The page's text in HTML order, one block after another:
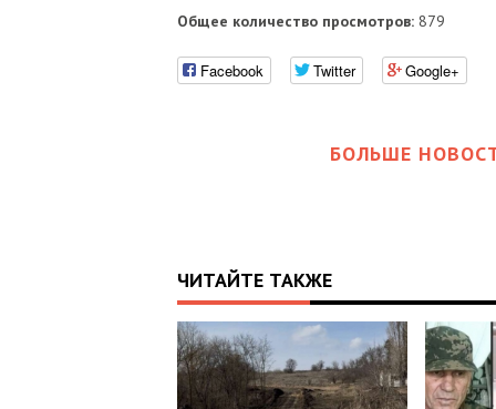
Общее количество просмотров:879
Facebook Twitter Google+
БОЛЬШЕ
ЧИТАЙТЕ ТАКЖЕ